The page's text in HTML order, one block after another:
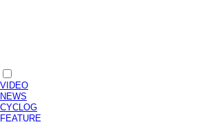
VIDEO
NEWS
CYCLOG
FEATURE